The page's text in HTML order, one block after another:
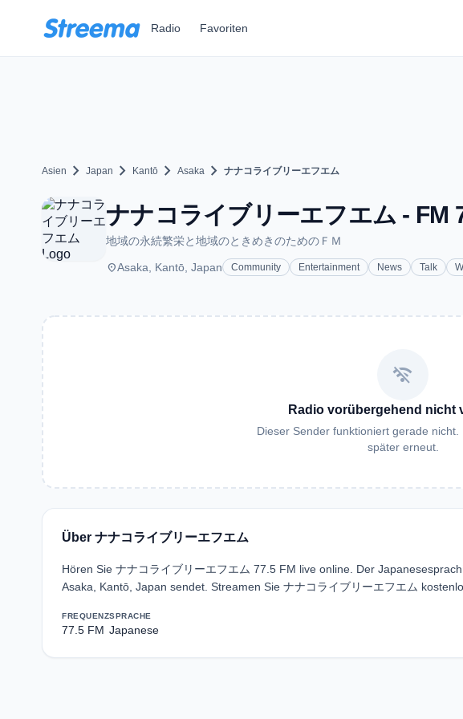
Radio Favoriten
Asien chevron_right Japan chevron_right Kantō chevron_right Asaka chevron_right ナナコライブリーエフエム
ナナコライブリーエフエム - FM
地域の永続繁栄と地域のときめきのためのＦＭ
placeAsaka, Kantō, Japan Community Entertainment News Talk
wifi_off
Radio vorübergehend nicht
Dieser Sender funktioniert gerade nicht.
später erneut.
Über ナナコライブリーエフエム
Hören Sie ナナコライブリーエフエム 77.5 FM live online. Der
Asaka, Kantō, Japan sendet. Streamen Sie ナナコライブリーエフエム
FREQUENZ
77.5 FM
SPRACHE
Japanese